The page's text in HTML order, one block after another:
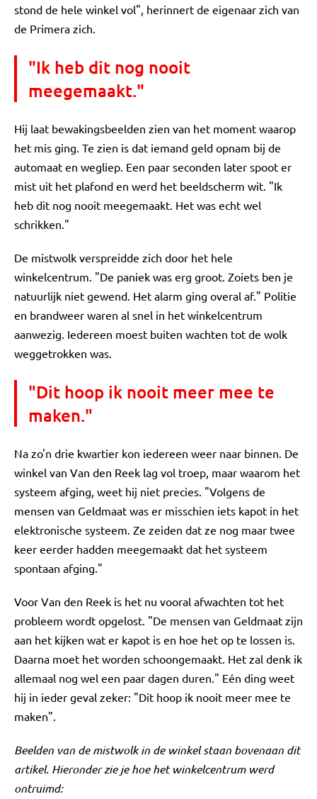
stond de hele winkel vol", herinnert de eigenaar zich van
de Primera zich.
"Ik heb dit nog nooit
meegemaakt."
Hij laat bewakingsbeelden zien van het moment waarop
het mis ging. Te zien is dat iemand geld opnam bij de
automaat en wegliep. Een paar seconden later spoot er
mist uit het plafond en werd het beeldscherm wit. "Ik
heb dit nog nooit meegemaakt. Het was echt wel
schrikken."
De mistwolk verspreidde zich door het hele
winkelcentrum. "De paniek was erg groot. Zoiets ben je
natuurlijk niet gewend. Het alarm ging overal af." Politie
en brandweer waren al snel in het winkelcentrum
aanwezig. Iedereen moest buiten wachten tot de wolk
weggetrokken was.
"Dit hoop ik nooit meer mee te
maken."
Na zo'n drie kwartier kon iedereen weer naar binnen. De
winkel van Van den Reek lag vol troep, maar waarom het
systeem afging, weet hij niet precies. "Volgens de
mensen van Geldmaat was er misschien iets kapot in het
elektronische systeem. Ze zeiden dat ze nog maar twee
keer eerder hadden meegemaakt dat het systeem
spontaan afging."
Voor Van den Reek is het nu vooral afwachten tot het
probleem wordt opgelost. "De mensen van Geldmaat zijn
aan het kijken wat er kapot is en hoe het op te lossen is.
Daarna moet het worden schoongemaakt. Het zal denk ik
allemaal nog wel een paar dagen duren." Eén ding weet
hij in ieder geval zeker: "Dit hoop ik nooit meer mee te
maken".
Beelden van de mistwolk in de winkel staan bovenaan dit
artikel. Hieronder zie je hoe het winkelcentrum werd
ontruimd: